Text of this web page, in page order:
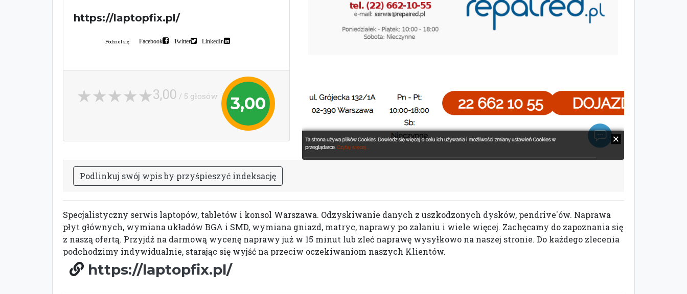
https://laptopfix.pl/
Podziel się: Facebook Twitter LinkedIn
3,00
3,00 / 5 głosów
Podlinkuj swój wpisby przyśpieszyć indeksację
Specjalistyczny serwis laptopów, tabletów i konsol Warszawa. Odzyskiwanie danych z uszkodzonych dysków, pendrive'ów. Naprawa
płyt głównych, wymiana układów BGA i SMD, wymiana gniazd, matryc, naprawy po zalaniu i wiele więcej. Zachęcamy do zapoznania się
z naszą ofertą. Przyjdź na darmową wycenę naprawy już w 15 minut lub zleć naprawę wysyłkowo na naszej stronie. Do każdego zlecenia
podchodzimy indywidualnie, starając się wyjść na przeciw oczekiwaniom naszych Klientów.
https://laptopfix.pl/